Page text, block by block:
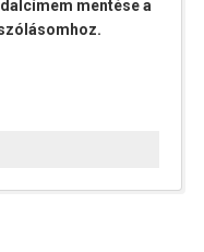
mentése a